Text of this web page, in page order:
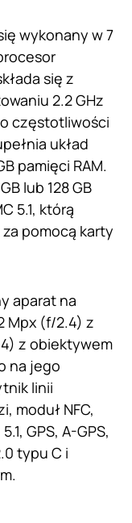
wykonany w 7
się z
2.2 GHz
częstotliwości
układ
pamięci RAM.
lub 128 GB
5.1, którą
pomocą karty
aparat na
Mpx (f/2.4) z
z obiektywem
na jego
linii
moduł NFC,
GPS, A-GPS,
typu C i